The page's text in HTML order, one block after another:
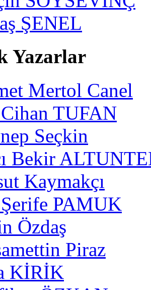
ŞENEL
Yazarlar
Mertol Canel
TUFAN
Seçkin
Bekir
Kaymakçı
PAMUK
Özdaş
Piraz
KİRİK